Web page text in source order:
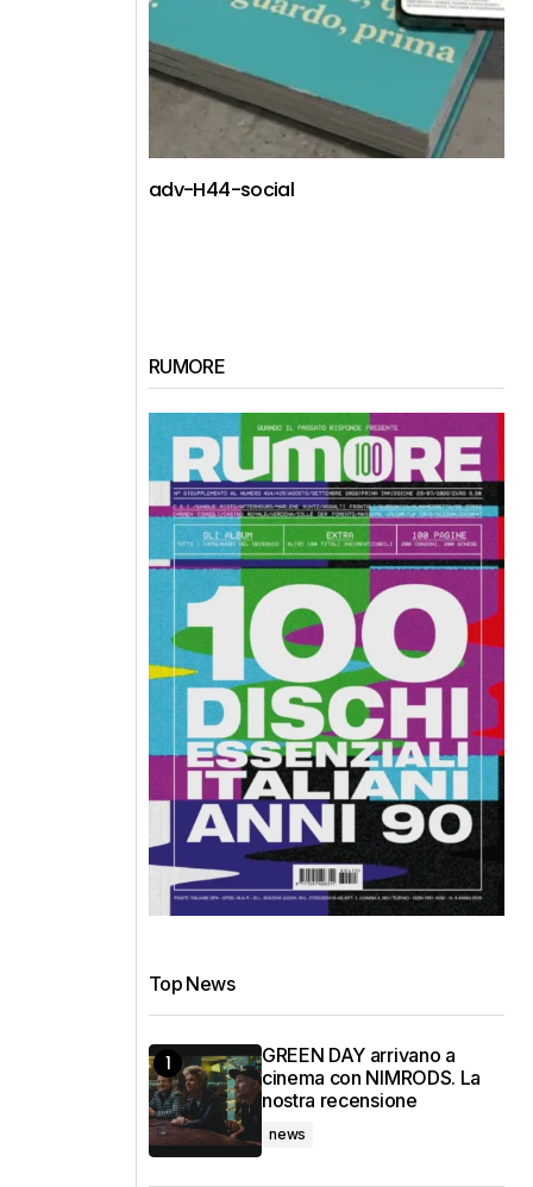
adv-H44-social
RUMORE
Top News
GREEN DAY arrivano a
cinema con NIMRODS. La
nostra recensione
news